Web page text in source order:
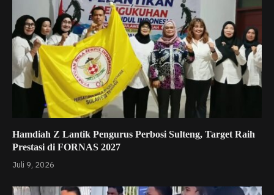
Hamdiah Z Lantik Pengurus Perbosi Sulteng, Target Raih
Prestasi di FORNAS 2027
Juli 9, 2026